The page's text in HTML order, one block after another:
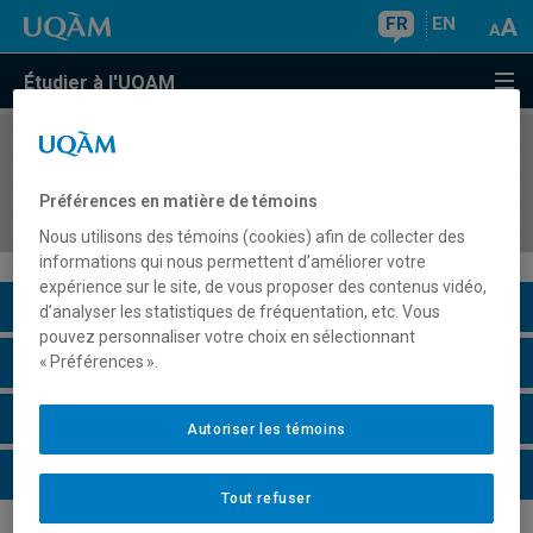
FR EN
Étudier à l'UQAM
COURS//
et technique
Description du cours
Horaire - Été 2026
Horaire - Automne 2026
Horaire - Hiver 2027
Préférences en matière de témoins
Nous utilisons des témoins (cookies) afin de collecter des
informations qui nous permettent d’améliorer votre
expérience sur le site, de vous proposer des contenus vidéo,
d’analyser les statistiques de fréquentation, etc. Vous
pouvez personnaliser votre choix en sélectionnant
« Préférences ».
Tout refuser
Autoriser les témoins